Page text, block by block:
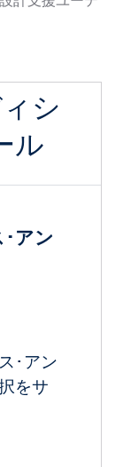
シ
ル
アン
･アン
をサ